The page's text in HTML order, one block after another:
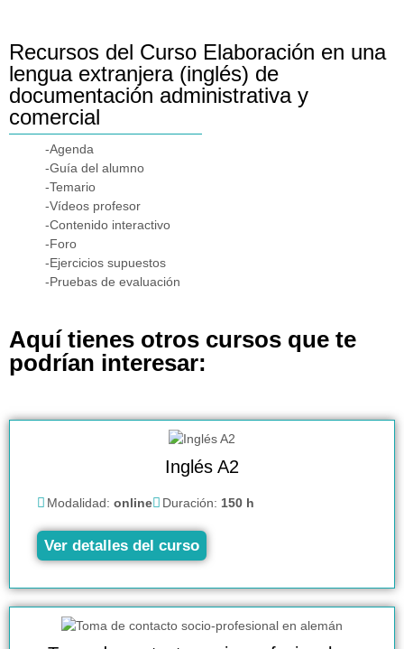
Recursos del Curso Elaboración en una
lengua extranjera (inglés) de
documentación administrativa y
comercial
-Agenda
-Guía del alumno
-Temario
-Vídeos profesor
-Contenido interactivo
-Foro
-Ejercicios supuestos
-Pruebas de evaluación
Aquí tienes otros cursos que te
podrían interesar:
Inglés A2
Modalidad: online Duración: 150 h
Ver detalles del curso